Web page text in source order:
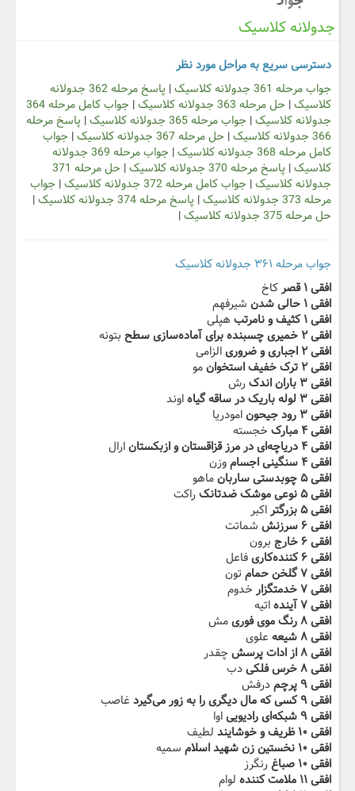
جدولانه کلاسیک
دسترسی سریع به مراحل مورد نظر
جواب مرحله 361 جدولانه کلاسیک
|
پاسخ مرحله 362 جدولانه
کلاسیک| حل مرحله 363 جدولانه کلاسیک |
جواب کامل مرحله 364
جدولانه کلاسیک| جواب مرحله 365 جدولانه کلاسیک | پاسخ مرحله
366 جدولانه کلاسیک
| حل مرحله 367 جدولانه کلاسیک | جواب
کامل مرحله 368 جدولانه کلاسیک
|
جواب مرحله 369 جدولانه
کلاسیک| پاسخ مرحله 370 جدولانه کلاسیک |
حل مرحله 371
جدولانه کلاسیک| جواب کامل مرحله 372 جدولانه کلاسیک | جواب
مرحله 373 جدولانه کلاسیک
| پاسخ مرحله 374 جدولانه کلاسیک
|
حل مرحله 375 جدولانه کلاسیک
|
جواب مرحله ۳۶۱ جدولانه کلاسیک
افقی ۱ قصر
کاخ
افقی ۱ حالى شدن
شیرفهم
افقی ۱ کثیف و نامرتب
هپلی
افقی ۲ خمیرى‬ ‫چسبنده براى آماده‌سازى سطح
بتونه
افقی ۲ اجبارى و ضرورى‬‫
الزامی
افقی ۲ ترک خفیف استخوان
مو
افقی ۳ باران اندک
رش
افقی ۳ لوله باریک‬‫ در ساقه گیاه
اوند
افقی ۳ رود جیحون
امودریا
افقی ۴ مبارک
خجسته
افقی ۴ دریاچه‌اى‬‫ در مرز قزاقستان و ازبکستان
ارال
افقی ۴ سنگینى اجسام
وزن
افقی ۵ ‬‫چوبدستى ساربان
ماهو
افقی ۵ نوعى موشک ضدتانک
راکت
افقی ۵ بزرگتر‬‫
اکبر
افقی ۶ سرزنش
شماتت
افقی ۶ خارج
برون
افقی ۶ کننده‌کارى
فاعل
افقی ۷ گلخن حمام‬‫
تون
افقی ۷ خدمتگزار
خدوم
افقی ۷ آینده
اتیه
افقی ۸ رنگ موى فورى
مش
افقی ۸ شیعه
علوی
افقی ۸ از‬‫ ادات پرسش
چقدر
افقی ۸ خرس فلکى
دب
افقی ۹ پرچم
درفش
افقی ۹ کسى که مال‬‫ دیگرى را به زور مى‌گیرد
غاصب
افقی ۹ شبکه‌اى رادیویى
اوا
افقی ۱۰ ‬‫ظریف و خوشایند
لطیف
افقی ۱۰ نخستین زن شهید اسلام
سمیه
افقی ۱۰ صباغ‬‫
رنگرز
افقی ۱۱ ملامت کننده
لوام